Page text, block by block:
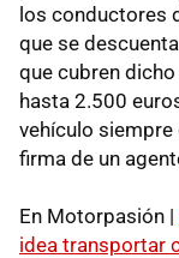
los conductores
que se
que cubren
hasta 2.500
vehículo
firma de un
En Motorpasión |
idea transportar